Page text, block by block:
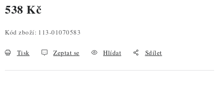
538 Kč
Kód zboží: 113-01070583
Tisk Zeptat se Hlídat Sdílet